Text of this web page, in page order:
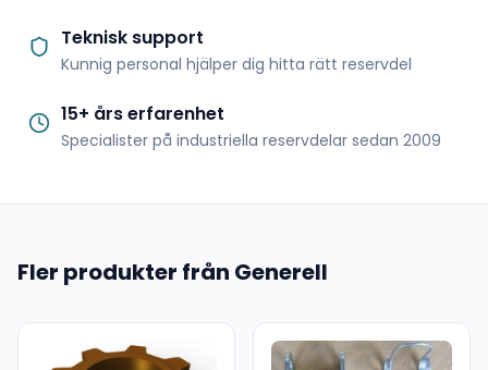
Teknisk support
Kunnig personal hjälper dig hitta rätt reservdel
15+ års erfarenhet
Specialister på industriella reservdelar sedan 2009
Fler produkter från Generell